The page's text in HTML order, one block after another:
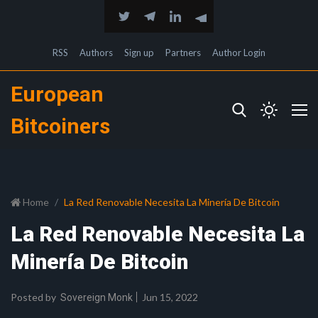
RSS Authors Sign up Partners Author Login
European
Bitcoiners
Home La Red Renovable Necesita La Minería De Bitcoin
La Red Renovable Necesita La
Minería De Bitcoin
Posted by Sovereign Monk Jun 15, 2022